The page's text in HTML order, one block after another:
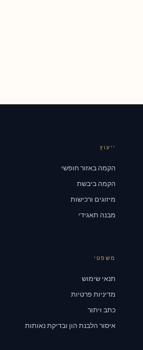
ייעוץ
הקמה באזור חופשי
הקמה ביבשת
מיזוגים ורכישות
מבנה תאגידי
משפטי
תנאי שימוש
מדיניות פרטיות
כתב ויתור
איסור הלבנת הון ובדיקת נאותות